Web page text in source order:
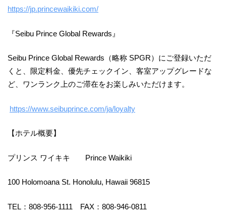
https://jp.princewaikiki.com/
『Seibu Prince Global Rewards』
Seibu Prince Global Rewards（略称 SPGR）にご登録いただ
くと、限定料金、優先チェックイン、客室アップグレードな
ど、ワンランク上のご滞在をお楽しみいただけます。
https://www.seibuprince.com/ja/loyalty
【ホテル概要】
プリンス ワイキキ Prince Waikiki
100 Holomoana St. Honolulu, Hawaii 96815
TEL：808-956-1111 FAX：808-946-0811